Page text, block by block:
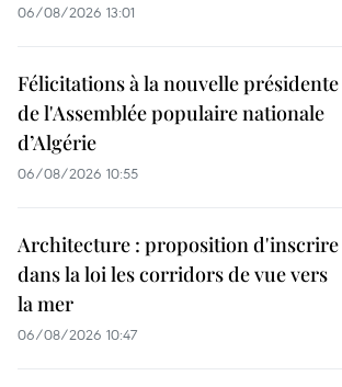
06/08/2026 13:01
Félicitations à la nouvelle présidente
de l'Assemblée populaire nationale
d’Algérie
06/08/2026 10:55
Architecture : proposition d'inscrire
dans la loi les corridors de vue vers
la mer
06/08/2026 10:47